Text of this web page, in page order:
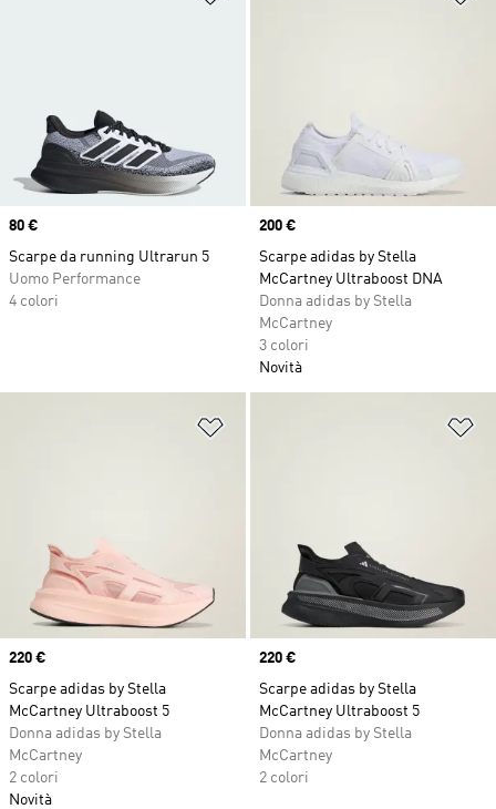
Price
80 €
Scarpe da running Ultrarun 5
Uomo Performance
4 colori
Price
200 €
Scarpe adidas by Stella
McCartney Ultraboost DNA
Donna adidas by Stella
McCartney
3 colori
Novità
Aggiungi alla lista dei desideri
Price
220 €
Scarpe adidas by Stella
McCartney Ultraboost 5
Donna adidas by Stella
McCartney
2 colori
Novità
Price
220 €
Scarpe adidas by Stella
McCartney Ultraboost 5
Donna adidas by Stella
McCartney
2 colori